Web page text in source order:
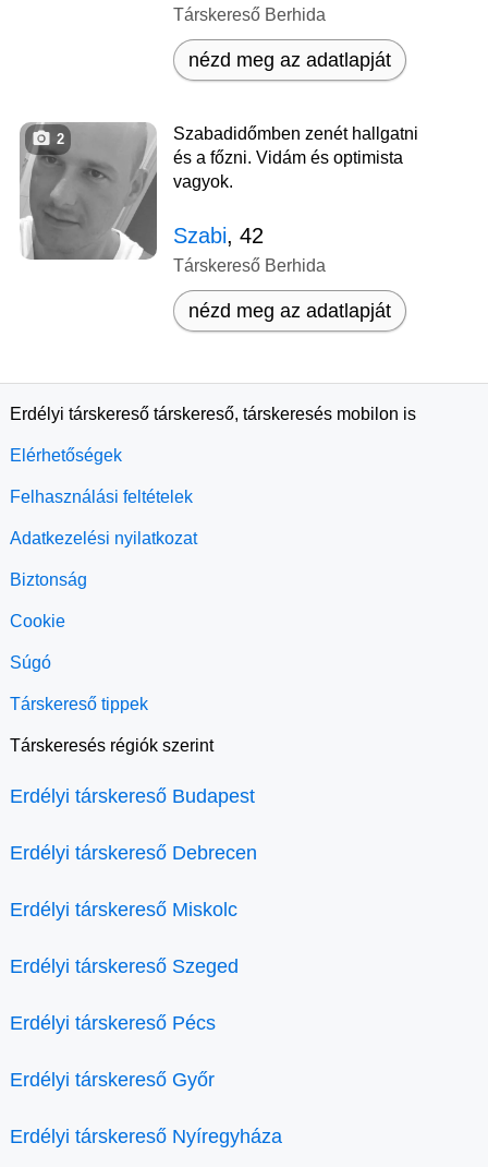
Társkereső Berhida
nézd meg az adatlapját
2
Szabadidőmben zenét hallgatni
és a főzni. Vidám és optimista
vagyok.
Szabi, 42
Társkereső Berhida
nézd meg az adatlapját
Erdélyi társkereső társkereső, társkeresés mobilon is
Elérhetőségek
Felhasználási feltételek
Adatkezelési nyilatkozat
Biztonság
Cookie
Súgó
Társkereső tippek
Társkeresés régiók szerint
Erdélyi társkereső Budapest
Erdélyi társkereső Debrecen
Erdélyi társkereső Miskolc
Erdélyi társkereső Szeged
Erdélyi társkereső Pécs
Erdélyi társkereső Győr
Erdélyi társkereső Nyíregyháza